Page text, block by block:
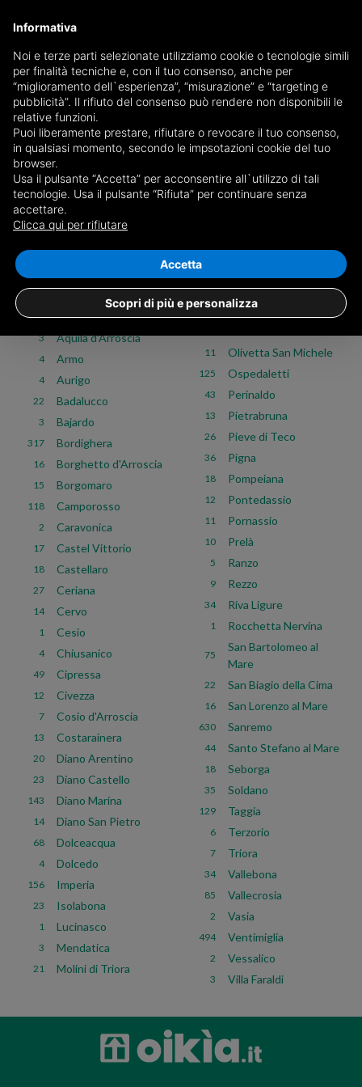
Case in vendita in Imperia
Scegli il comune ovedi tutti i 3.154 annunci di case in
provincia di Imperia
Vendita Affitto
Case Commerciali
Attici e mansarde
40 Apricale
3 Aquila d'Arroscia
4 Armo
4 Aurigo
22 Badalucco
3 Bajardo
317 Bordighera
16 Borghetto d'Arroscia
15 Borgomaro
118 Camporosso
2 Caravonica
17 Castel Vittorio
18 Castellaro
27 Ceriana
14 Cervo
1 Cesio
4 Chiusanico
49 Cipressa
12 Civezza
7 Cosio d'Arroscia
13 Costarainera
20 Diano Arentino
23 Diano Castello
143 Diano Marina
14 Diano San Pietro
68 Dolceacqua
4 Dolcedo
156 Imperia
23 Isolabona
1 Lucinasco
3 Mendatica
21 Molini di Triora
8 Montalto Carpasio
Montegrosso Pian
11 Olivetta San Michele
125 Ospedaletti
43 Perinaldo
13 Pietrabruna
26 Pieve di Teco
36 Pigna
18 Pompeiana
12 Pontedassio
11 Pornassio
10 Prelà
5 Ranzo
9 Rezzo
34 Riva Ligure
1 Rocchetta Nervina
75
San Bartolomeo al
Mare
22 San Biagio della Cima
16 San Lorenzo al Mare
630 Sanremo
44 Santo Stefano al Mare
18 Seborga
35 Soldano
129 Taggia
6 Terzorio
7 Triora
34 Vallebona
85 Vallecrosia
2 Vasia
494 Ventimiglia
2 Vessalico
3 Villa Faraldi
Informativa
Noi e terze parti selezionate utilizziamo cookie o tecnologie simili
per finalità tecniche e, con il tuo consenso, anche per
“miglioramento dell`esperienza”, “misurazione” e “targeting e
pubblicità”. Il rifiuto del consenso può rendere non disponibili le
relative funzioni.
Puoi liberamente prestare, rifiutare o revocare il tuo consenso,
in qualsiasi momento, secondo le impsotazioni cookie del tuo
browser.
Usa il pulsante “Accetta” per acconsentire all`utilizzo di tali
tecnologie. Usa il pulsante “Rifiuta” per continuare senza
accettare.
Clicca qui per rifiutare
Scopri di più e personalizza
Accetta